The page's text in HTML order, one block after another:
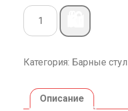
Категория: Барные
Описание